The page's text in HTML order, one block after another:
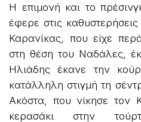
Η επιμονή και το
έφερε στις
Καρανίκας, που είχε
στη θέση του Ναδάλες,
Ηλιάδης έκανε την
κατάλληλη στιγμή τη
Ακόστα, που νίκησε τον
κερασάκι στην